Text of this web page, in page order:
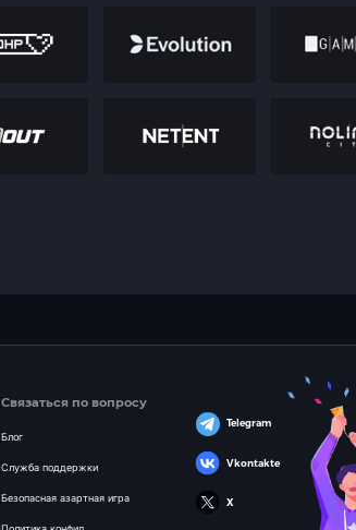
Связаться по вопросу
Блог
Служба поддержки
Безопасная азартная игра
Telegram
Vkontakte
X